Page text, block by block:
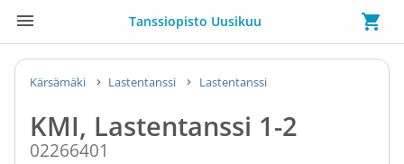
Tanssiopisto Uusikuu
Kärsämäki Lastentanssi Lastentanssi
KMI, Lastentanssi 1-2
02266401